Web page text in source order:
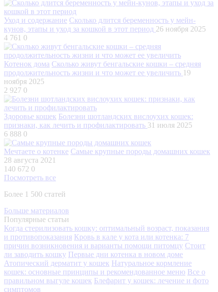
Уход и содержание Сколько длится беременность у мейн-
кунов, этапы и уход за кошкой в этот период 26 ноября 2025
4 761 0
Котенок дома Сколько живут бенгальские кошки – средняя
продолжительность жизни и что может ее увеличить 19
ноября 2025
2 927 0
Здоровье кошек Болезни шотландских вислоухих кошек:
признаки, как лечить и профилактировать 31 июля 2025
6 888 0
Мечтаете о котенке Самые крупные породы домашних кошек
28 августа 2021
140 672 0
Посмотреть все
Более 1 500 статей
Больше материалов
Популярные статьи
Когда стерилизовать кошку: оптимальный возраст, показания
и противопоказания Кровь в кале у кота или котенка: 7
причин возникновения и варианты помощи питомцу Стоит
ли заводить кошку Первые дни котенка в новом доме
Атопический дерматит у кошек Натуральное кормление
кошек: основные принципы и рекомендованное меню Все о
правильном выгуле кошек Блефарит у кошек: лечение и фото
симптомов